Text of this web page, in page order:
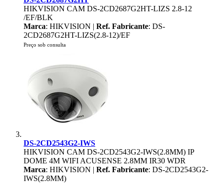
HIKVISION CAM DS-2CD2687G2HT-LIZS 2.8-12
/EF/BLK
Marca: HIKVISION | Ref. Fabricante: DS-
2CD2687G2HT-LIZS(2.8-12)/EF
Preço sob consulta
DS-2CD2543G2-IWS
HIKVISION CAM DS-2CD2543G2-IWS(2.8MM) IP
DOME 4M WIFI ACUSENSE 2.8MM IR30 WDR
Marca: HIKVISION | Ref. Fabricante: DS-2CD2543G2-
IWS(2.8MM)